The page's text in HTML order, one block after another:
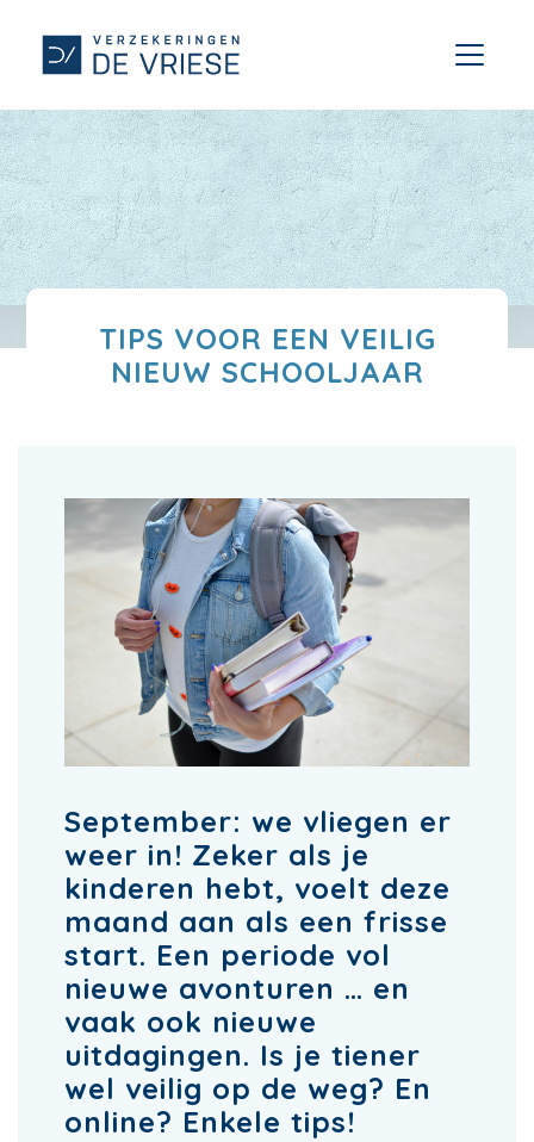
TIPS VOOR EEN VEILIG
NIEUW SCHOOLJAAR
September: we vliegen er
weer in! Zeker als je
kinderen hebt, voelt deze
maand aan als een frisse
start. Een periode vol
nieuwe avonturen … en
vaak ook nieuwe
uitdagingen. Is je tiener
wel veilig op de weg? En
online? Enkele tips!